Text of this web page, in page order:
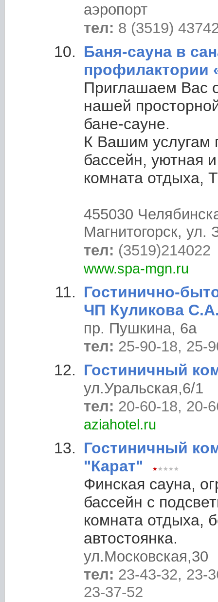
аэропорт
тел: 8 (3519)
Баня-сауна в
Приглашаем Вас
нашей
бане-сауне.
К Вашим услугам
бассейн, уютная
комната отдыха,
455030
Магнитогорск, ул.
тел: (3519)214022
www.spa-mgn.ru
Гостинично-
ЧП Куликова
пр. Пушкина, 6а
тел: 25-90-18, 25-
Гостиничный
ул.Уральская,6/1
тел: 20-60-18, 20-
aziahotel.ru
Гостиничный
"Карат"
Финская сауна,
бассейн с
комната отдыха,
автостоянка.
ул.Московская,30
тел: 23-43-32, 23-
23-37-52